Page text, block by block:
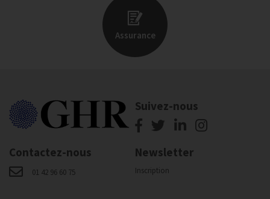
Assurance
Suivez-nous
Contactez-nous
01 42 96 60 75
Newsletter
Inscription